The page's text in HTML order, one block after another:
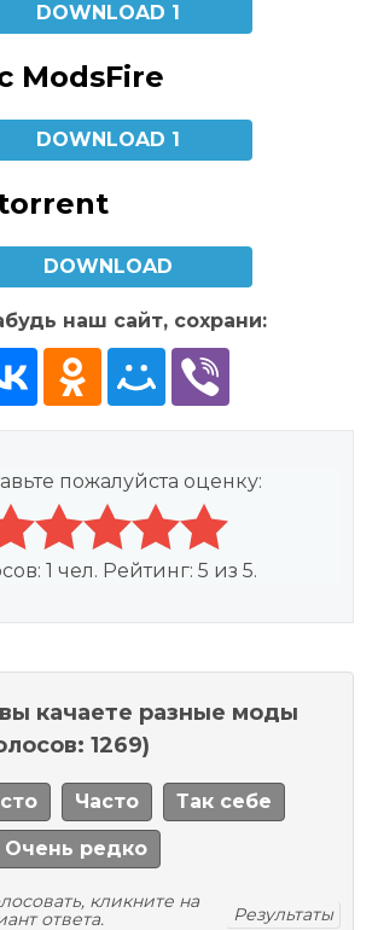
DOWNLOAD 1
ModsFire
DOWNLOAD 1
DOWNLOAD
наш сайт, сохрани:
пожалуйста оценку:
1 чел. Рейтинг: 5 из 5.
качаете разные моды
1269)
Часто Так себе
Очень редко
кликните на
ответа.
Результаты